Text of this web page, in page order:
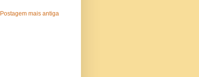
Postagem mais antiga